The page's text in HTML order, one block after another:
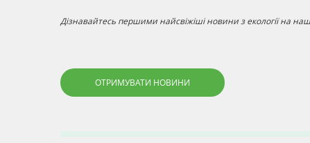
Дізнавайтесь першими найсвіжіші новини з екології на
ОТРИМУВАТИ НОВИНИ